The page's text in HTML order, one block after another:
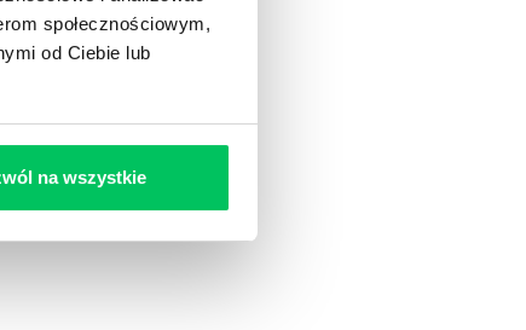
społecznościowym,
od Ciebie lub
na wszystkie